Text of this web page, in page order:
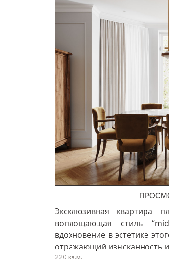
Эксклюзивная квартира
воплощающая стиль
вдохновение в эстетике
отражающий изысканность и
220 кв.м.